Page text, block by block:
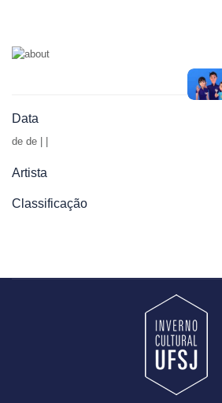
Data
de de | |
Artista
Classificação